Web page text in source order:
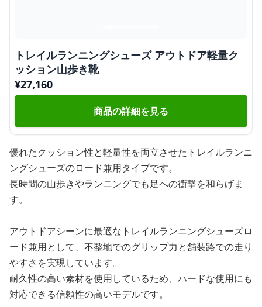
トレイルランニングシューズ アウトドア軽量ク
ッション山歩き靴
¥27,160
商品の詳細を見る
優れたクッション性と軽量性を両立させたトレイルランニ
ングシューズのロード兼用タイプです。
長時間の山歩きやランニングでも足への衝撃を和らげま
す。
アウトドアシーンに最適なトレイルランニングシューズロ
ード兼用として、不整地でのグリップ力と舗装路での走り
やすさを実現しています。
耐久性の高い素材を使用しているため、ハードな使用にも
対応できる信頼性の高いモデルです。